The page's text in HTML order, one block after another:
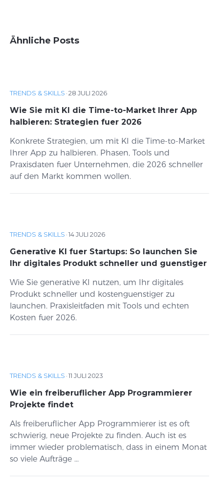
Ähnliche Posts
TRENDS & SKILLS ·28 JULI 2026
Wie Sie mit KI die Time-to-Market Ihrer App
halbieren: Strategien fuer 2026
Konkrete Strategien, um mit KI die Time-to-Market
Ihrer App zu halbieren. Phasen, Tools und
Praxisdaten fuer Unternehmen, die 2026 schneller
auf den Markt kommen wollen.
TRENDS & SKILLS ·14 JULI 2026
Generative KI fuer Startups: So launchen Sie
Ihr digitales Produkt schneller und guenstiger
Wie Sie generative KI nutzen, um Ihr digitales
Produkt schneller und kostenguenstiger zu
launchen. Praxisleitfaden mit Tools und echten
Kosten fuer 2026.
TRENDS & SKILLS ·11 JULI 2023
Wie ein freiberuflicher App Programmierer
Projekte findet
Als freiberuflicher App Programmierer ist es oft
schwierig, neue Projekte zu finden. Auch ist es
immer wieder problematisch, dass in einem Monat
so viele Aufträge ...